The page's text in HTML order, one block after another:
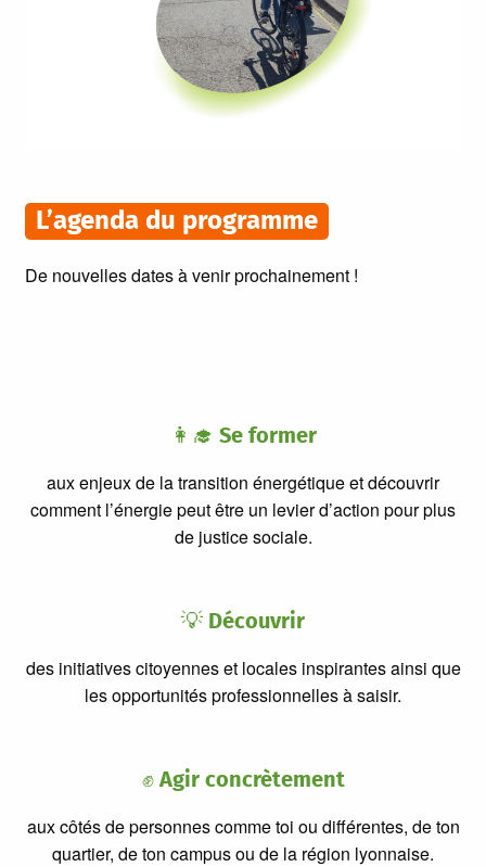
L’agenda du programme
De nouvelles dates à venir prochainement !
👩‍🎓 Se former
aux enjeux de la transition énergétique et découvrir
comment l’énergie peut être un levier d’action pour plus
de justice sociale.
💡 Découvrir
des initiatives citoyennes et locales inspirantes ainsi que
les opportunités professionnelles à saisir.
✊ Agir concrètement
aux côtés de personnes comme toi ou différentes, de ton
quartier, de ton campus ou de la région lyonnaise.